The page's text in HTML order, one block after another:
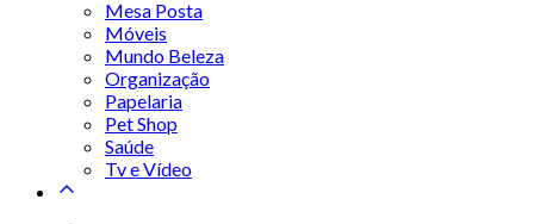
Mesa Posta
Móveis
Mundo Beleza
Organização
Papelaria
Pet Shop
Saúde
Tv e Vídeo